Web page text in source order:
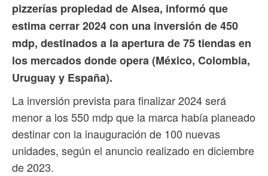
pizzerías propiedad de Alsea, informó que
estima cerrar 2024 con una inversión de 450
mdp, destinados a la apertura de 75 tiendas en
los mercados donde opera (México, Colombia,
Uruguay y España).
La inversión prevista para finalizar 2024 será
menor a los 550 mdp que la marca había planeado
destinar con la inauguración de 100 nuevas
unidades, según el anuncio realizado en diciembre
de 2023.